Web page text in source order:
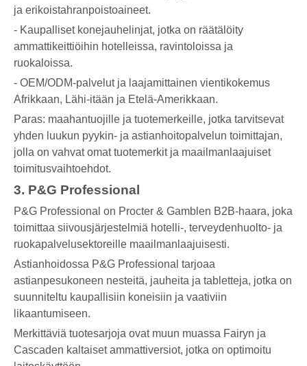
ja erikoistahranpoistoaineet.
- Kaupalliset konejauhelinjat, jotka on räätälöity
ammattikeittiöihin hotelleissa, ravintoloissa ja
ruokaloissa.
- OEM/ODM-palvelut ja laajamittainen vientikokemus
Afrikkaan, Lähi-itään ja Etelä-Amerikkaan.
Paras: maahantuojille ja tuotemerkeille, jotka tarvitsevat
yhden luukun pyykin- ja astianhoitopalvelun toimittajan,
jolla on vahvat omat tuotemerkit ja maailmanlaajuiset
toimitusvaihtoehdot.
3. P&G Professional
P&G Professional on Procter & Gamblen B2B-haara, joka
toimittaa siivousjärjestelmiä hotelli-, terveydenhuolto- ja
ruokapalvelusektoreille maailmanlaajuisesti.
Astianhoidossa P&G Professional tarjoaa
astianpesukoneen nesteitä, jauheita ja tabletteja, jotka on
suunniteltu kaupallisiin koneisiin ja vaativiin
likaantumiseen.
Merkittäviä tuotesarjoja ovat muun muassa Fairyn ja
Cascaden kaltaiset ammattiversiot, jotka on optimoitu